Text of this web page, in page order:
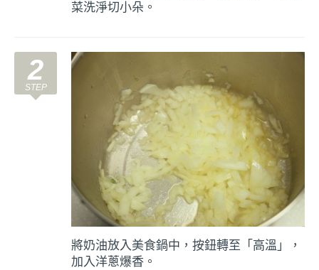
菜洗淨切小朵。
2
將奶油放入美食鍋中，按鈕轉至「高溫」，
加入洋蔥爆香。